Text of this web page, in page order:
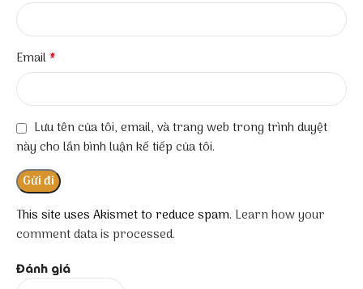
Đánh giá
Email*
Lưu tên của tôi, email, và trang web trong trình duyệt
này cho lần bình luận kế tiếp của tôi.
This site uses Akismet to reduce spam. Learn how your
comment data is processed.